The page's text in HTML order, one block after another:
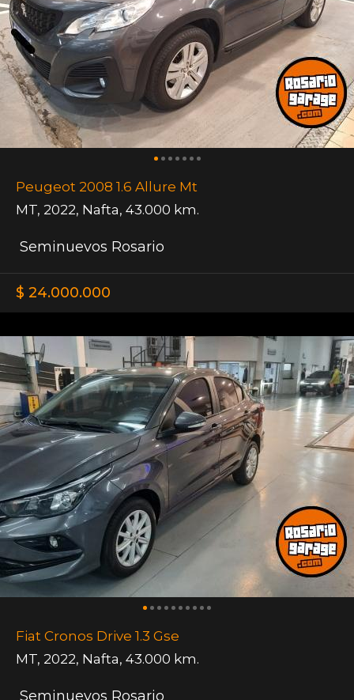
Peugeot 2008 1.6 Allure Mt
MT, 2022, Nafta, 43.000 km.
Seminuevos Rosario
$ 24.000.000
Fiat Cronos Drive 1.3 Gse
MT, 2022, Nafta, 43.000 km.
Seminuevos Rosario